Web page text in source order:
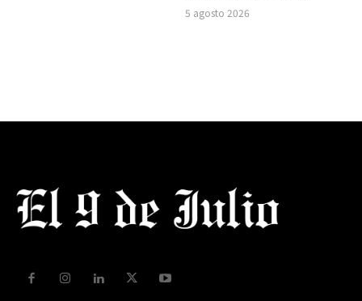
5 agosto 2026